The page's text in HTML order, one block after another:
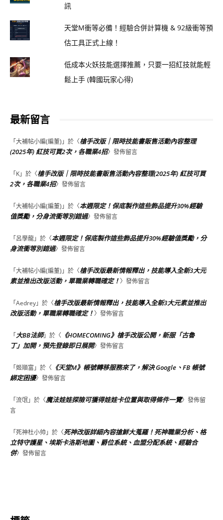
訊
天堂M衝等必備！經驗合併計算機 & 92級衝等預
估工具正式上線！
低成本火妖技能選擇推薦，只要一招紅技就能輕
鬆上手 (韓國玩家心得)
最新留言
「大補帖小編(編董) 」於〈槍手改版｜限時技能書販售活動內容整理
(2025年) 紅技可買2次，各職業4招〉發佈留言
「K」於〈槍手改版｜限時技能書販售活動內容整理(2025年) 紅技可買
2次，各職業4招〉發佈留言
「大補帖小編(編董) 」於〈本週限定！保底製作這些飾品提升30%經驗
值獎勵，分身流衝等別錯過〉發佈留言
「呂學龍」於〈本週限定！保底製作這些飾品提升30%經驗值獎勵，分
身流衝等別錯過〉發佈留言
「大補帖小編(編董) 」於〈槍手改版最新情報釋出，技能導入全新3大元
素並推出改版活動，單職業轉職確定！〉發佈留言
「Aedrey」於〈槍手改版最新情報釋出，技能導入全新3大元素並推出
改版活動，單職業轉職確定！〉發佈留言
「大BB法師」於〈 《HOMECOMING》槍手改版公開，新服「古魯
丁」加開，預先登錄即日展開〉發佈留言
「姬順富 」於〈 《天堂M》帳號轉移服務來了，解決 Google、FB 帳號
綁定困擾〉發佈留言
「流氓」於〈魔法娃娃探險可獲得娃娃卡位置與取得條件一覽〉發佈留
言
「死神杜小帅 」於〈死神改版詳細內容搶鮮大蒐羅！死神職業分析、格
立特守護星、埃斯卡洛斯地圖、爵位系統、血盟分配系統、經驗合
併〉發佈留言